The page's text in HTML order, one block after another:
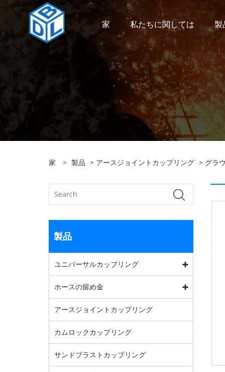
家 私たちに関しては 製
家 > 製品 > アースジョイントカップリング > グラ
製品
ユニバーサルカップリング
ホースの留め金
アースジョイントカップリング
カムロックカップリング
サンドブラストカップリング